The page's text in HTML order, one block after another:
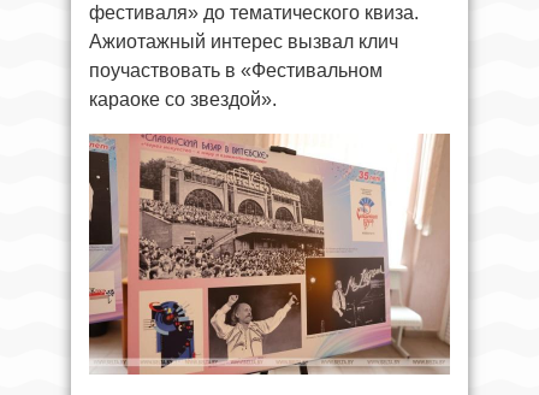
фестиваля» до тематического квиза.
Ажиотажный интерес вызвал клич
поучаствовать в «Фестивальном
караоке со звездой».